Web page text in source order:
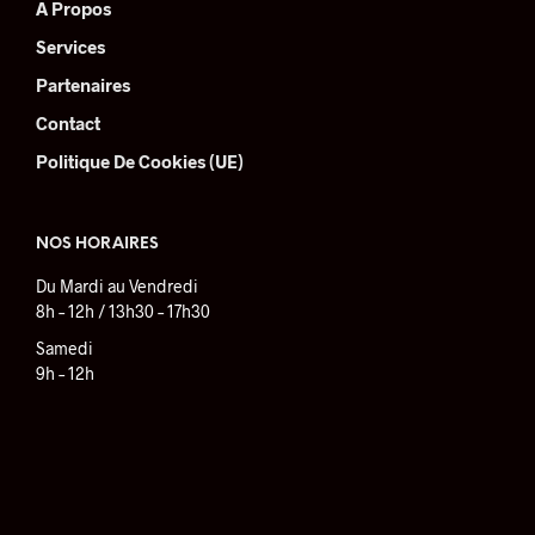
A Propos
Services
Partenaires
Contact
Politique De Cookies (UE)
NOS HORAIRES
Du Mardi au Vendredi
8h – 12h / 13h30 – 17h30
Samedi
9h – 12h